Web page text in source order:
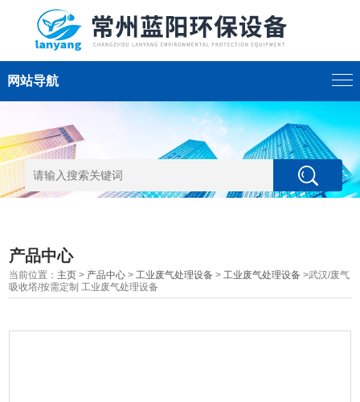
网站导航
产品中心
当前位置： 主页 > 产品中心 >工业废气处理设备 >工业废气处理设备 >武汉/废气
吸收塔/按需定制 工业废气处理设备